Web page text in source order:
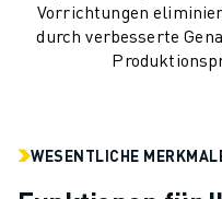
WORLDSKILLS & YOUNG
BILDUNGSVERANSTALTUNGEN
BILDUNGSVERANSTALTUNGEN
Vorrichtungen
durch verbesserte
WESENTLICHE